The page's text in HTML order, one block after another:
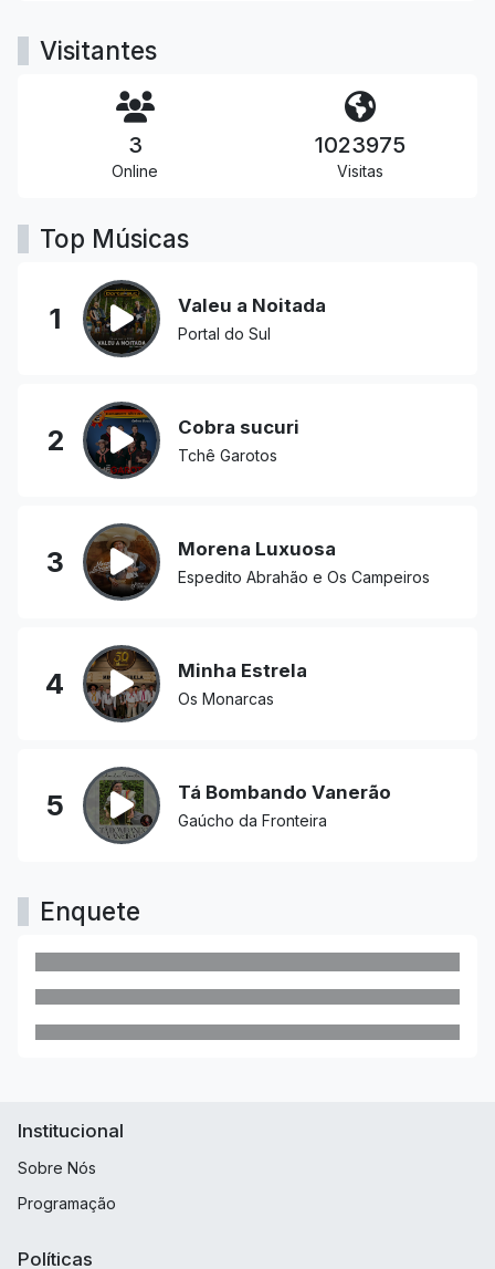
Visitantes
3
Online
1023975
Visitas
Top Músicas
1 Valeu a Noitada
Portal do Sul
2 Cobra sucuri
Tchê Garotos
3 Morena Luxuosa
Espedito Abrahão e Os Campeiros
4 Minha Estrela
Os Monarcas
5 Tá Bombando Vanerão
Gaúcho da Fronteira
Enquete
Institucional
Sobre Nós
Programação
Políticas